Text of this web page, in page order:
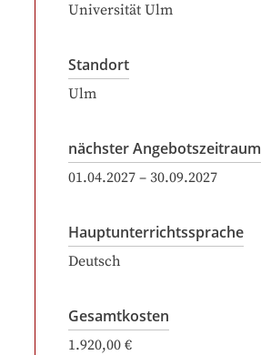
Universität Ulm
Standort
Ulm
nächster Angebotszeitraum
01.04.2027 – 30.09.2027
Hauptunterrichtssprache
Deutsch
Gesamtkosten
1.920,00 €